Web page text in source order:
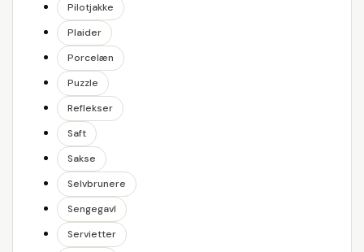
Pilotjakke
Plaider
Porcelæn
Puzzle
Reflekser
Saft
Sakse
Selvbrunere
Sengegavl
Servietter